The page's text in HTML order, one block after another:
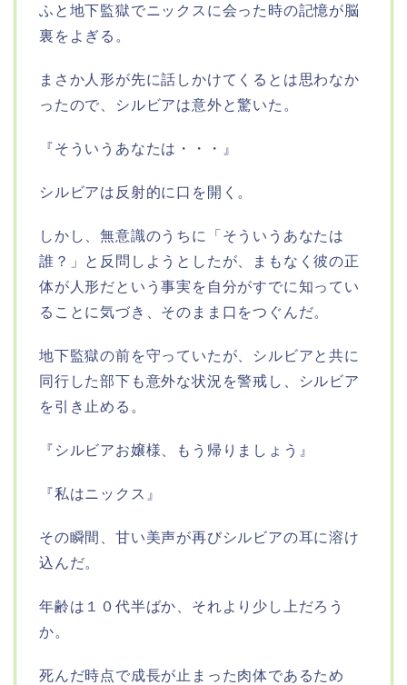
ふと地下監獄でニックスに会った時の記憶が脳
裏をよぎる。
まさか人形が先に話しかけてくるとは思わなか
ったので、シルビアは意外と驚いた。
『そういうあなたは・・・』
シルビアは反射的に口を開く。
しかし、無意識のうちに「そういうあなたは
誰？」と反問しようとしたが、まもなく彼の正
体が人形だという事実を自分がすでに知ってい
ることに気づき、そのまま口をつぐんだ。
地下監獄の前を守っていたが、シルビアと共に
同行した部下も意外な状況を警戒し、シルビア
を引き止める。
『シルビアお嬢様、もう帰りましょう』
『私はニックス』
その瞬間、甘い美声が再びシルビアの耳に溶け
込んだ。
年齢は１０代半ばか、それより少し上だろう
か。
死んだ時点で成長が止まった肉体であるため